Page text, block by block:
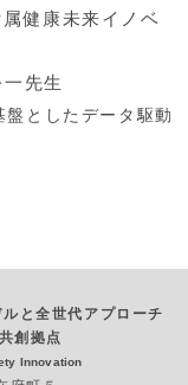
健康未来イノベ
先生
としたデータ駆動
と全世代アプローチ
創拠点
Innovation